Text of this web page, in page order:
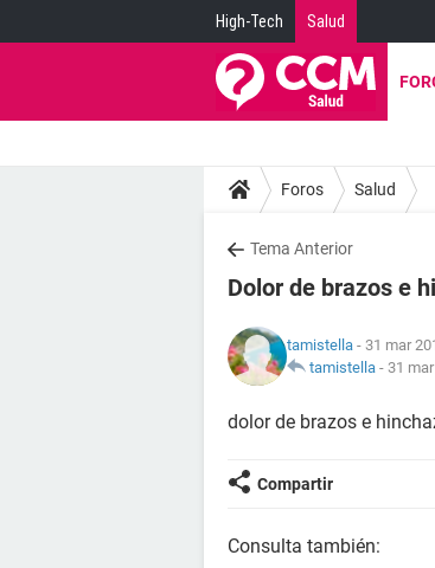
High-Tech Salud
Foros Salud
Tema Anterior
Dolor de brazos e
tamistella - 31 mar
tamistella - 31
dolor de brazos e
Compartir
Consulta también: